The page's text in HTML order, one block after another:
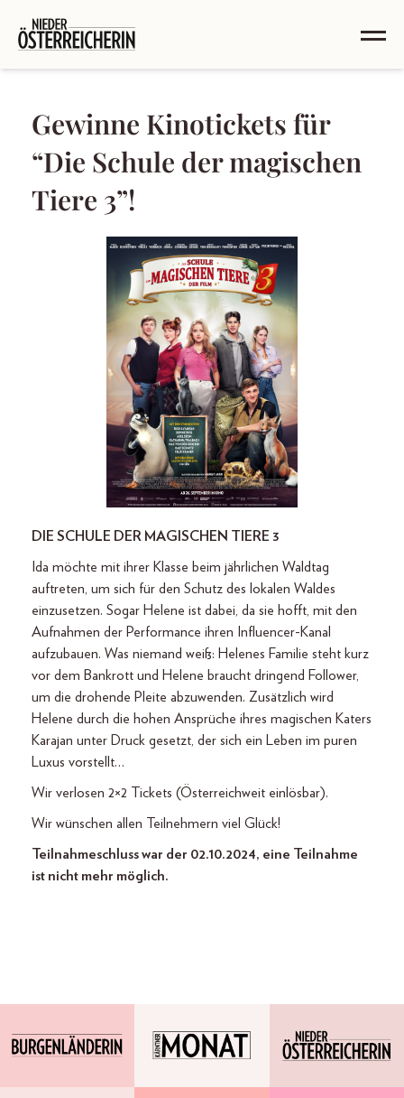
Gewinne Kinotickets für
“Die Schule der magischen
Tiere 3”!
DIE SCHULE DER MAGISCHEN TIERE 3
Ida möchte mit ihrer Klasse beim jährlichen Waldtag
auftreten, um sich für den Schutz des lokalen Waldes
einzusetzen. Sogar Helene ist dabei, da sie hofft, mit den
Aufnahmen der Performance ihren Influencer-Kanal
aufzubauen. Was niemand weiß: Helenes Familie steht kurz
vor dem Bankrott und Helene braucht dringend Follower,
um die drohende Pleite abzuwenden. Zusätzlich wird
Helene durch die hohen Ansprüche ihres magischen Katers
Karajan unter Druck gesetzt, der sich ein Leben im puren
Luxus vorstellt…
Wir verlosen 2×2 Tickets (Österreichweit einlösbar).
Wir wünschen allen Teilnehmern viel Glück!
Teilnahmeschluss war der 02.10.2024, eine Teilnahme
ist nicht mehr möglich.